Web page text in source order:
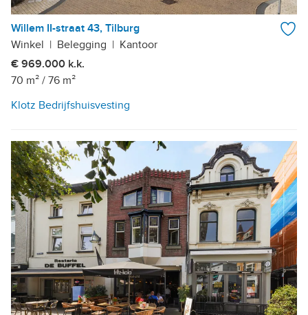
Willem II-straat 43, Tilburg
Winkel | Belegging | Kantoor
€ 969.000 k.k.
70 m² / 76 m²
Klotz Bedrijfshuisvesting